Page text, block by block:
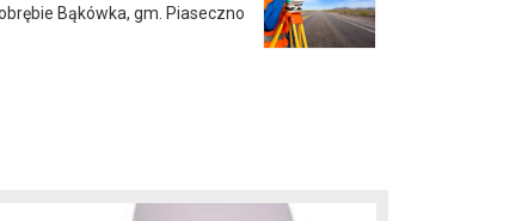
Bąkówka, gm. Piaseczno